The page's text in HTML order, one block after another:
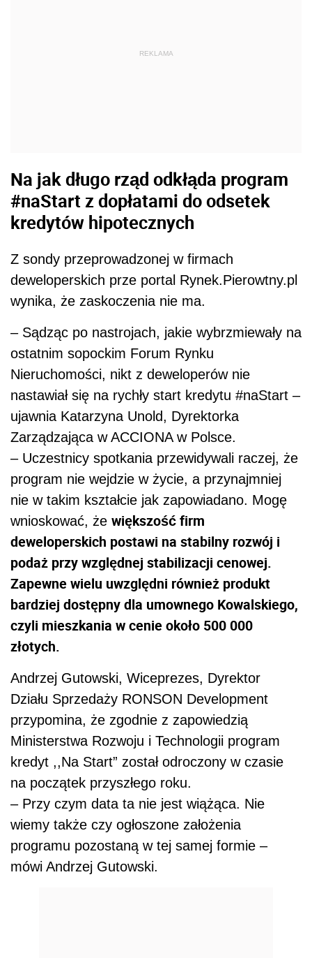
REKLAMA
Na jak długo rząd odkłąda program
#naStart z dopłatami do odsetek
kredytów hipotecznych
Z sondy przeprowadzonej w firmach
deweloperskich prze portal Rynek.Pierowtny.pl
wynika, że zaskoczenia nie ma.
– Sądząc po nastrojach, jakie wybrzmiewały na
ostatnim sopockim Forum Rynku
Nieruchomości, nikt z deweloperów nie
nastawiał się na rychły start kredytu #naStart –
ujawnia Katarzyna Unold, Dyrektorka
Zarządzająca w ACCIONA w Polsce.
– Uczestnicy spotkania przewidywali raczej, że
program nie wejdzie w życie, a przynajmniej
nie w takim kształcie jak zapowiadano. Mogę
wnioskować, że większość firm
deweloperskich postawi na stabilny rozwój i
podaż przy względnej stabilizacji cenowej.
Zapewne wielu uwzględni również produkt
bardziej dostępny dla umownego Kowalskiego,
czyli mieszkania w cenie około 500 000
złotych.
Andrzej Gutowski, Wiceprezes, Dyrektor
Działu Sprzedaży RONSON Development
przypomina, że zgodnie z zapowiedzią
Ministerstwa Rozwoju i Technologii program
kredyt ,,Na Start” został odroczony w czasie
na początek przyszłego roku.
– Przy czym data ta nie jest wiążąca. Nie
wiemy także czy ogłoszone założenia
programu pozostaną w tej samej formie –
mówi Andrzej Gutowski.